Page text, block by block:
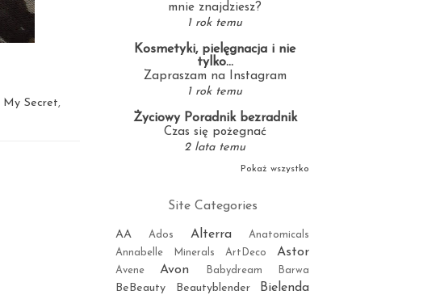
My Secret,
mnie znajdziesz?
1 rok temu
Kosmetyki, pielęgnacja i nie
tylko...
Zapraszam na Instagram
1 rok temu
Życiowy Poradnik bezradnik
Czas się pożegnać
2 lata temu
Pokaż wszystko
Site Categories
AA Ados Alterra
Anatomicals
Annabelle Minerals
ArtDeco Astor
Avene Avon Babydream Barwa
BeBeauty Beautyblender
Bielenda